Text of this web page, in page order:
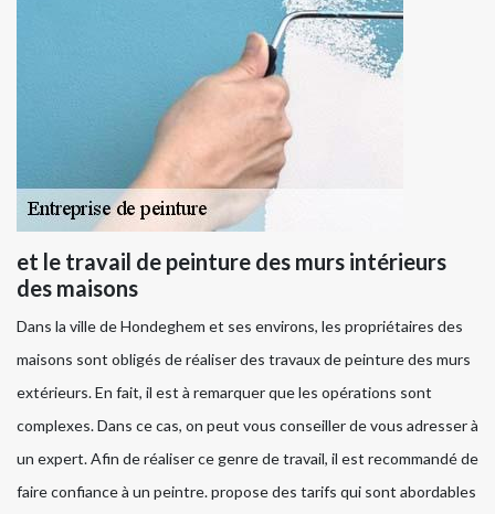
et le travail de peinture des murs intérieurs
des maisons
Dans la ville de Hondeghem et ses environs, les propriétaires des
maisons sont obligés de réaliser des travaux de peinture des murs
extérieurs. En fait, il est à remarquer que les opérations sont
complexes. Dans ce cas, on peut vous conseiller de vous adresser à
un expert. Afin de réaliser ce genre de travail, il est recommandé de
faire confiance à un peintre. propose des tarifs qui sont abordables